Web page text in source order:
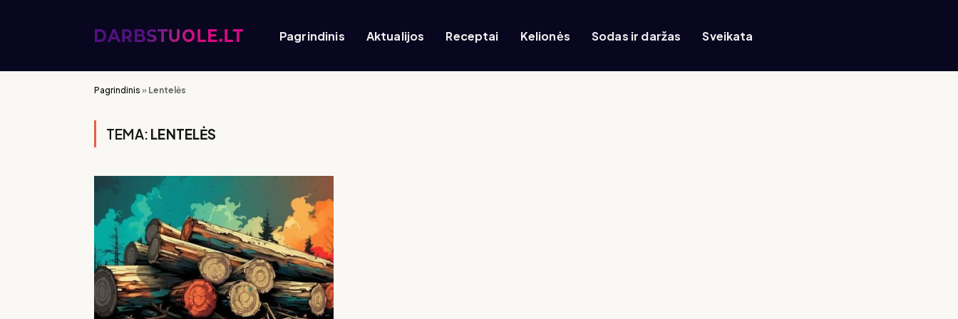
Pagrindinis Aktualijos Receptai Kelionės Sodas ir daržas Sveikata
Pagrindinis » Lentelės
TEMA: LENTELĖS